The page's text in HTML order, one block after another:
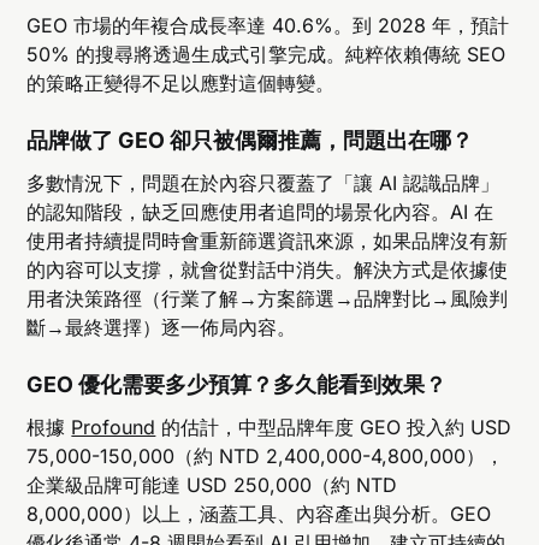
GEO 市場的年複合成長率達 40.6%。到 2028 年，預計
50% 的搜尋將透過生成式引擎完成。純粹依賴傳統 SEO
的策略正變得不足以應對這個轉變。
品牌做了 GEO 卻只被偶爾推薦，問題出在哪？
多數情況下，問題在於內容只覆蓋了「讓 AI 認識品牌」
的認知階段，缺乏回應使用者追問的場景化內容。AI 在
使用者持續提問時會重新篩選資訊來源，如果品牌沒有新
的內容可以支撐，就會從對話中消失。解決方式是依據使
用者決策路徑（行業了解→方案篩選→品牌對比→風險判
斷→最終選擇）逐一佈局內容。
GEO 優化需要多少預算？多久能看到效果？
根據 Profound 的估計，中型品牌年度 GEO 投入約 USD
75,000-150,000（約 NTD 2,400,000-4,800,000），
企業級品牌可能達 USD 250,000（約 NTD
8,000,000）以上，涵蓋工具、內容產出與分析。GEO